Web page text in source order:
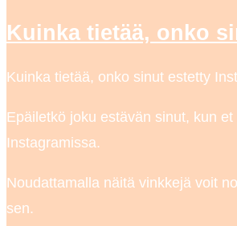
Kuinka tietää, onko
Kuinka tietää, onko sinut estetty
Epäiletkö joku estävän sinut, kun
Instagramissa.
Noudattamalla näitä vinkkejä voit
sen.